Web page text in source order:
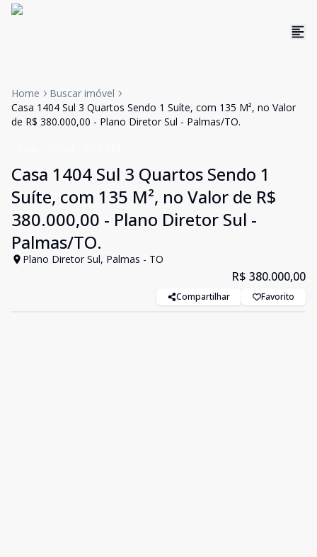
Home
Buscar imóvel
Casa 1404 Sul 3 Quartos Sendo 1 Suíte, com 135 M², no Valor
de R$ 380.000,00 - Plano Diretor Sul - Palmas/TO.
Casa 1404 Sul 3 Quartos Sendo 1
Suíte, com 135 M², no Valor de R$
380.000,00 - Plano Diretor Sul -
Palmas/TO.
Plano Diretor Sul, Palmas - TO
R$ 380.000,00
Compartilhar Favorito